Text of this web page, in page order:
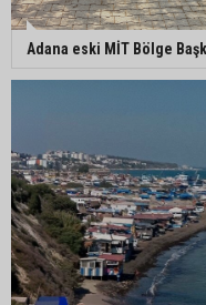
Adana eski MİT Bölge